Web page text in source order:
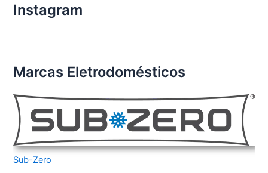
Instagram
Marcas Eletrodomésticos
Sub-Zero